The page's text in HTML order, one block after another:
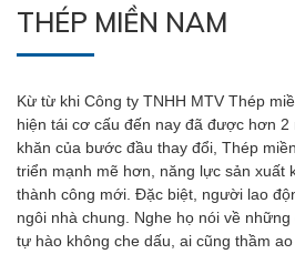
THÉP MIỀN NAM
Kừ từ khi Công ty TNHH MTV Thép
hiện tái cơ cấu đến nay đã được hơn
khăn của bước đầu thay đổi, Thép
triển mạnh mẽ hơn, năng lực sản xuất
thành công mới. Đặc biệt, người lao
ngôi nhà chung. Nghe họ nói về
tự hào không che dấu, ai cũng thầm